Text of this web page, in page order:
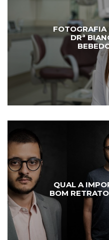
FOTOGRAFIA
DRª
QUAL A
BOM